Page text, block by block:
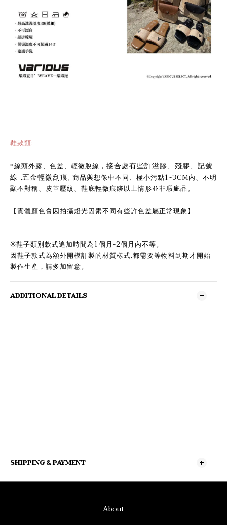
鞋款類:
*線頭外露、色差、輕微脫線， 接合處有些許溢膠、殘膠、記號
線 ,五金輕微刮痕 , 商品與想像中不同、極小污點1-3CM內、不明
顯不對稱、皮革壓紋、鞋底輕微痕跡以上情形並非瑕疵品。
【實體顏色會因拍攝燈光因素不同有些許色差屬正常現象】
※鞋子類別款式追加時間為1個月-2個月內不等。
因鞋子款式為額外開模訂製的材質樣式,都需要等物料到期才開始
製作生產，請多加留意。
ADDITIONAL DETAILS
SHIPPING & PAYMENT
About